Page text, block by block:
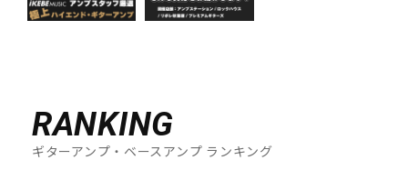
RANKING
ギターアンプ・ベースアンプ ランキング